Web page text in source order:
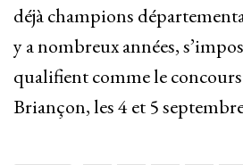
déjà champions
y a nombreux années,
qualifient comme le concours
Briançon, les 4 et 5